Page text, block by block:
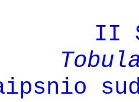
II